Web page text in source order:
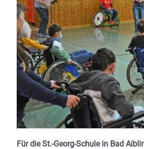
Für die St.-Georg-Schule in Bad